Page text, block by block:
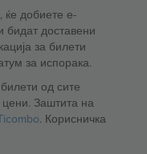
добиете е-
бидат доставени
за билети
за испорака.
од сите
Заштита на
. Корисничка